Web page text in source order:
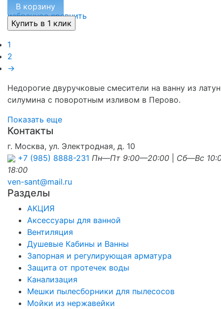
избранное сравнить
В корзину
1
2
→
Недорогие двуручковые смесители на ванну из
силумина с поворотным изливом в Перово.
Показать еще
Контакты
г. Москва, ул. Электродная, д. 10
+7 (985) 8888-231 Пн—Пт 9:00—20:00
Сб—Вс
18:00
ven-sant@mail.ru
Разделы
АКЦИЯ
Аксессуары для ванной
Вентиляция
Душевые Кабины и Ванны
Запорная и регулирующая арматура
Защита от протечек воды
Канализация
Мешки пылесборники для пылесосов
Мойки из нержавейки